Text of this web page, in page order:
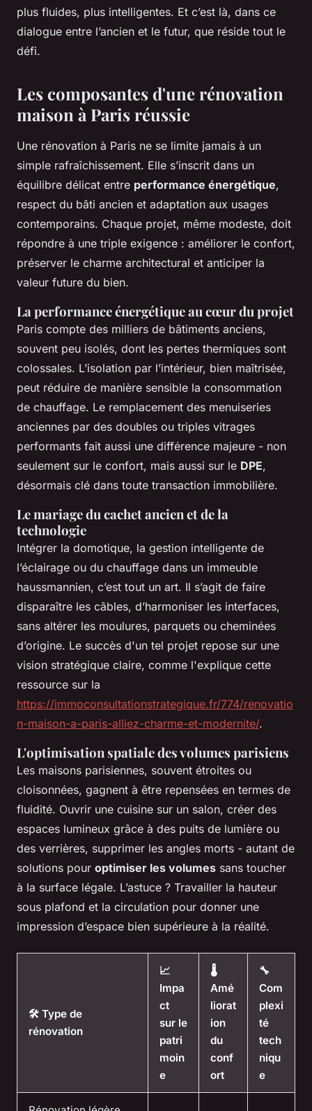
plus fluides, plus intelligentes. Et c’est là, dans ce
dialogue entre l’ancien et le futur, que réside tout le
défi.
Les composantes d'une rénovation
maison à Paris réussie
Une rénovation à Paris ne se limite jamais à un
simple rafraîchissement. Elle s’inscrit dans un
équilibre délicat entre performance énergétique,
respect du bâti ancien et adaptation aux usages
contemporains. Chaque projet, même modeste, doit
répondre à une triple exigence : améliorer le confort,
préserver le charme architectural et anticiper la
valeur future du bien.
La performance énergétique au cœur du projet
Paris compte des milliers de bâtiments anciens,
souvent peu isolés, dont les pertes thermiques sont
colossales. L’isolation par l’intérieur, bien maîtrisée,
peut réduire de manière sensible la consommation
de chauffage. Le remplacement des menuiseries
anciennes par des doubles ou triples vitrages
performants fait aussi une différence majeure - non
seulement sur le confort, mais aussi sur le DPE,
désormais clé dans toute transaction immobilière.
Le mariage du cachet ancien et de la
technologie
Intégrer la domotique, la gestion intelligente de
l’éclairage ou du chauffage dans un immeuble
haussmannien, c’est tout un art. Il s’agit de faire
disparaître les câbles, d’harmoniser les interfaces,
sans altérer les moulures, parquets ou cheminées
d’origine. Le succès d'un tel projet repose sur une
vision stratégique claire, comme l'explique cette
ressource sur la
https://immoconsultationstrategique.fr/774/renovatio
n-maison-a-paris-alliez-charme-et-modernite/.
L'optimisation spatiale des volumes parisiens
Les maisons parisiennes, souvent étroites ou
cloisonnées, gagnent à être repensées en termes de
fluidité. Ouvrir une cuisine sur un salon, créer des
espaces lumineux grâce à des puits de lumière ou
des verrières, supprimer les angles morts - autant de
solutions pour optimiser les volumes sans toucher
à la surface légale. L’astuce ? Travailler la hauteur
sous plafond et la circulation pour donner une
impression d’espace bien supérieure à la réalité.
🛠️ Type de
rénovation
📈
Impa
ct
sur le
patri
moin
e
🌡️
Amé
liorat
ion
du
conf
ort
🔧
Com
plexi
té
tech
niqu
e